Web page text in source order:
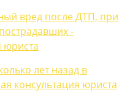
вред после ДТП, при
-
юриста
лет назад в
консультация юриста